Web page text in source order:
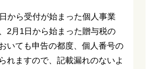
から受付が始まった個人事業
2月1日から始まった贈与税の
いても申告の都度、個人番号の
れますので、記載漏れのないよ